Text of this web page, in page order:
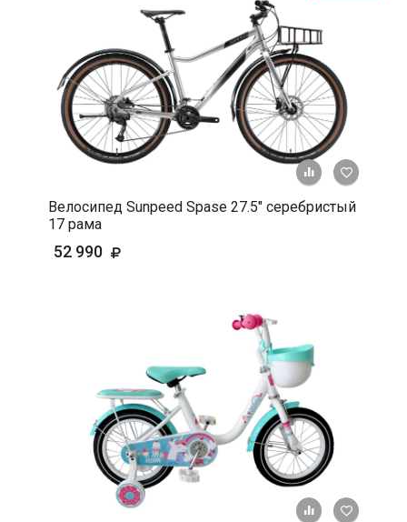
+ К
Велосипед Sunpeed Spase 27.5" серебристый
17 рама
52 990
+ К